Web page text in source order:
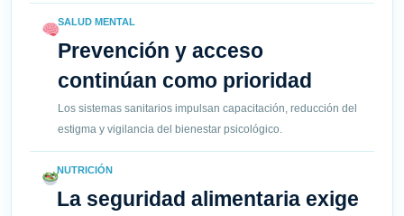
SALUD MENTAL
Prevención y acceso
continúan como prioridad
Los sistemas sanitarios impulsan capacitación, reducción del
estigma y vigilancia del bienestar psicológico.
NUTRICIÓN
La seguridad alimentaria exige